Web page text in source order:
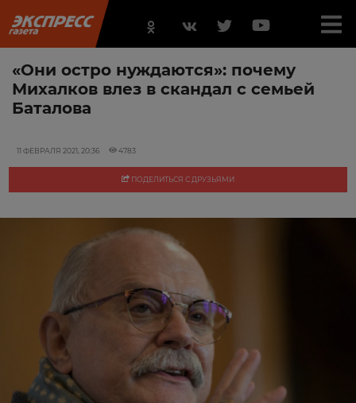
«Они остро нуждаются»: почему
Михалков влез в скандал с семьей
Баталова
11 ФЕВРАЛЯ 2021, 20:36 4783
ПОДЕЛИТЬСЯ С ДРУЗЬЯМИ